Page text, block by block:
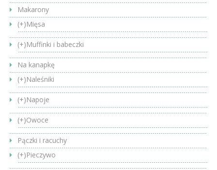
Makarony
(+)Mięsa
(+)Muffinki i babeczki
Na kanapkę
(+)Naleśniki
(+)Napoje
(+)Owoce
Pączki i racuchy
(+)Pieczywo